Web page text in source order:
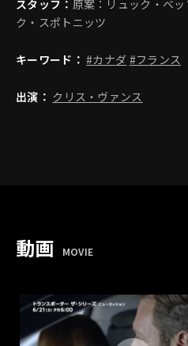
スタッフ： 原案：リュック・ベ
ク・スポトニッツ
キーワード： #カナダ #フランス
出演： クリス・ヴァンス
動画 MOVIE